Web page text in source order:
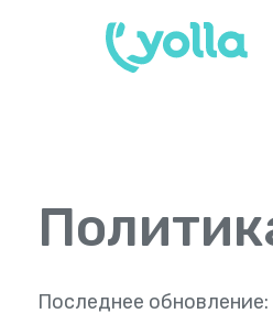
Последнее обновление: